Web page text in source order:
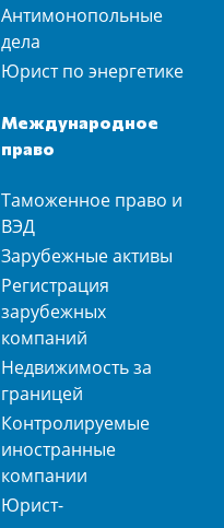
Антимонопольные
дела
Юрист по энергетике
Международное
право
Таможенное право и
ВЭД
Зарубежные активы
Регистрация
зарубежных
компаний
Недвижимость за
границей
Контролируемые
иностранные
компании
Юрист-